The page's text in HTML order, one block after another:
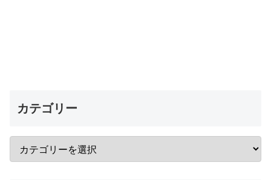
カテゴリー